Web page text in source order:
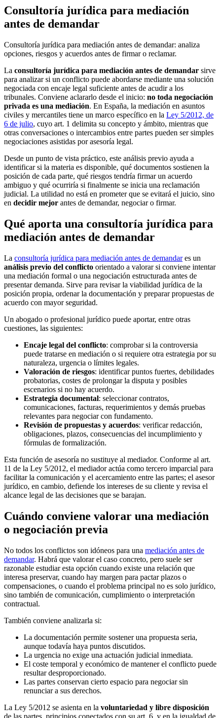
Consultoría jurídica para mediación
antes de demandar
Consultoría jurídica para mediación antes de demandar: analiza
opciones, riesgos y acuerdos antes de firmar o reclamar.
La consultoría jurídica para mediación antes de demandar sirve
para analizar si un conflicto puede abordarse mediante una solución
negociada con encaje legal suficiente antes de acudir a los
tribunales. Conviene aclararlo desde el inicio: no toda negociación
privada es una mediación. En España, la mediación en asuntos
civiles y mercantiles tiene un marco específico en la Ley 5/2012, de
6 de julio, cuyo art. 1 delimita su concepto y ámbito, mientras que
otras conversaciones o intercambios entre partes pueden ser simples
negociaciones asistidas por asesoría legal.
Desde un punto de vista práctico, este análisis previo ayuda a
identificar si la materia es disponible, qué documentos sostienen la
posición de cada parte, qué riesgos tendría firmar un acuerdo
ambiguo y qué ocurriría si finalmente se inicia una reclamación
judicial. La utilidad no está en prometer que se evitará el juicio, sino
en decidir mejor antes de demandar, negociar o firmar.
Qué aporta una consultoría jurídica para
mediación antes de demandar
La consultoría jurídica para mediación antes de demandares un
análisis previo del conflicto orientado a valorar si conviene intentar
una mediación formal o una negociación estructurada antes de
presentar demanda. Sirve para revisar la viabilidad jurídica de la
posición propia, ordenar la documentación y preparar propuestas de
acuerdo con mayor seguridad.
Un abogado o profesional jurídico puede aportar, entre otras
cuestiones, las siguientes:
Encaje legal del conflicto: comprobar si la controversia
puede tratarse en mediación o si requiere otra estrategia por su
naturaleza, urgencia o límites legales.
Valoración de riesgos: identificar puntos fuertes, debilidades
probatorias, costes de prolongar la disputa y posibles
escenarios si no hay acuerdo.
Estrategia documental: seleccionar contratos,
comunicaciones, facturas, requerimientos y demás pruebas
relevantes para negociar con fundamento.
Revisión de propuestas y acuerdos: verificar redacción,
obligaciones, plazos, consecuencias del incumplimiento y
fórmulas de formalización.
Esta función de asesoría no sustituye al mediador. Conforme al art.
11 de la Ley 5/2012, el mediador actúa como tercero imparcial para
facilitar la comunicación y el acercamiento entre las partes; el asesor
jurídico, en cambio, defiende los intereses de su cliente y revisa el
alcance legal de las decisiones que se barajan.
Cuándo conviene valorar una mediación
o negociación previa
No todos los conflictos son idóneos para una mediación antes de
demandar. Habrá que valorar el caso concreto, pero suele ser
razonable estudiar esta opción cuando existe una relación que
interesa preservar, cuando hay margen para pactar plazos o
compensaciones, o cuando el problema principal no es solo jurídico,
sino también de comunicación, cumplimiento o interpretación
contractual.
También conviene analizarla si:
La documentación permite sostener una propuesta seria,
aunque todavía haya puntos discutidos.
La urgencia no exige una actuación judicial inmediata.
El coste temporal y económico de mantener el conflicto puede
resultar desproporcionado.
Las partes conservan cierto espacio para negociar sin
renunciar a sus derechos.
La Ley 5/2012 se asienta en la voluntariedad y libre disposición
de las partes, principios conectados con su art. 6, y en la igualdad de